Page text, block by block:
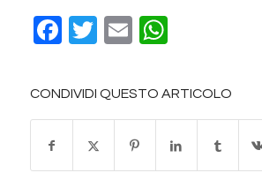
Facebook
Twitter
Email
CONDIVIDI QUESTO ARTICOLO